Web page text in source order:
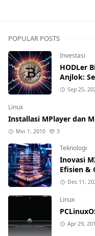
POPULAR POSTS
Investasi
HODLer
Anjlok:
Sep 25,
Linux
Installasi MPlayer dan
Mei 1, 2010 3
Teknologi
Inovasi
Efisien &
Des 11,
Linux
Apr 29,